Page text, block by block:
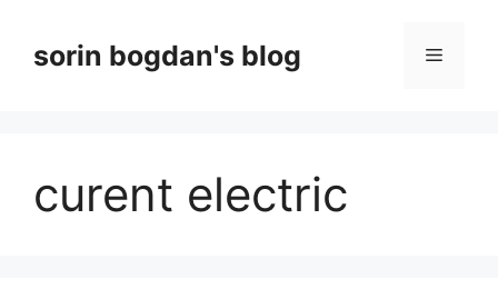
contentsorin bogdan's blog Menu
curent electric